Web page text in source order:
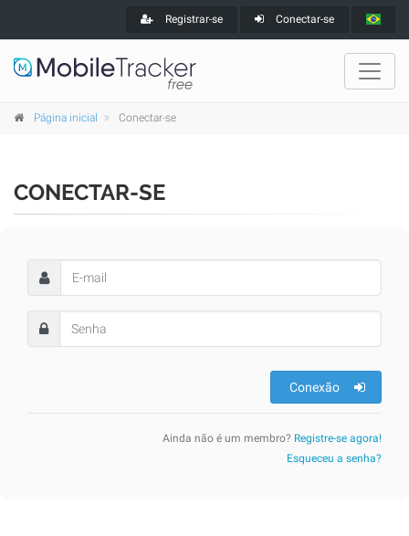
Registrar-se Conectar-se
Página inicial Conectar-se
CONECTAR-SE
Conexão
Ainda não é um membro? Registre-se agora!
Esqueceu a senha?